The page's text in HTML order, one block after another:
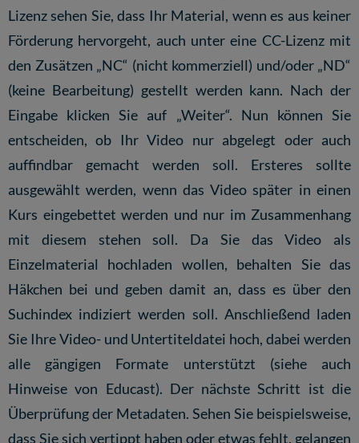
Lizenz sehen Sie, dass Ihr Material, wenn es aus keiner
Förderung hervorgeht, auch unter eine CC-Lizenzmit
den Zusätzen „NC“ (nicht kommerziell) und/oder „ND“
(keine Bearbeitung) gestellt werden kann. Nach der
Eingabe klicken Sie auf „Weiter“. Nun können Sie
entscheiden, ob Ihr Video nur abgelegt oder auch
auffindbar gemacht werden soll. Ersteres sollte
ausgewählt werden, wenn das Video später in einen
Kurs eingebettet werden und nur im Zusammenhang
mit diesem stehen soll. Da Sie das Video als
Einzelmaterial hochladen wollen, behalten Sie das
Häkchen bei und geben damit an, dass es über den
Suchindex indiziert werden soll. Anschließend laden
Sie Ihre Video- und Untertiteldatei hoch, dabei werden
alle gängigen Formate unterstützt (siehe auch
Hinweise von Educast). Der nächste Schritt ist die
Überprüfung der Metadaten. Sehen Sie beispielsweise,
dass Sie sich vertippt haben oder etwas fehlt, gelangen